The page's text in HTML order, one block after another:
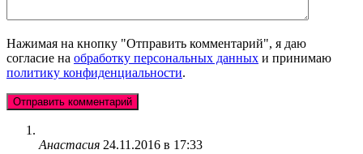
Нажимая на кнопку "Отправить комментарий", я даю
согласие на обработку персональных данных и принимаю
политику конфиденциальности.
Анастасия 24.11.2016 в 17:33